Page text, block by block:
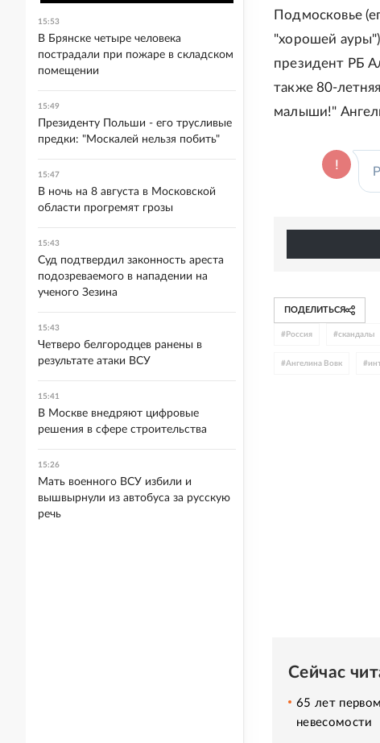
Подмосковье
"хорошей
президент РБ
также 80-
малыши!"
ПОДЕЛИТЬСЯ
# Россия #скандалы
#Ангелина Вовк #
Сейчас
65 лет
невесомости
15:53
В Брянске четыре человека
пострадали при пожаре в складском
помещении
15:49
Президенту Польши - его трусливые
предки: "Москалей нельзя побить"
15:47
В ночь на 8 августа в Московской
области прогремят грозы
15:43
Суд подтвердил законность ареста
подозреваемого в нападении на
ученого Зезина
15:43
Четверо белгородцев ранены в
результате атаки ВСУ
15:41
В Москве внедряют цифровые
решения в сфере строительства
15:26
Мать военного ВСУ избили и
вышвырнули из автобуса за русскую
речь